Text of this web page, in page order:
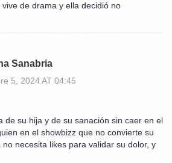
de drama y ella decidió no
Sanabria
5, 2024 AT 04:45
de su hija y de su sanación sin caer en el
en el showbizz que no convierte su
necesita likes para validar su dolor, y